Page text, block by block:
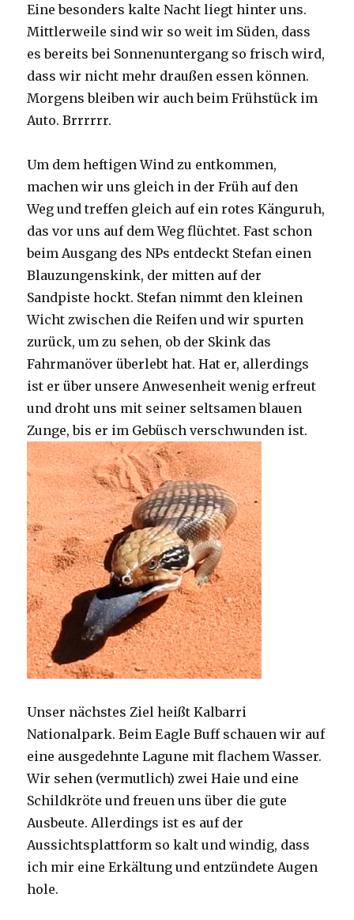
Eine besonders kalte Nacht liegt hinter uns.
Mittlerweile sind wir so weit im Süden, dass
es bereits bei Sonnenuntergang so frisch wird,
dass wir nicht mehr draußen essen können.
Morgens bleiben wir auch beim Frühstück im
Auto. Brrrrrr.
Um dem heftigen Wind zu entkommen,
machen wir uns gleich in der Früh auf den
Weg und treffen gleich auf ein rotes Känguruh,
das vor uns auf dem Weg flüchtet. Fast schon
beim Ausgang des NPs entdeckt Stefan einen
Blauzungenskink, der mitten auf der
Sandpiste hockt. Stefan nimmt den kleinen
Wicht zwischen die Reifen und wir spurten
zurück, um zu sehen, ob der Skink das
Fahrmanöver überlebt hat. Hat er, allerdings
ist er über unsere Anwesenheit wenig erfreut
und droht uns mit seiner seltsamen blauen
Zunge, bis er im Gebüsch verschwunden ist.
Unser nächstes Ziel heißt Kalbarri
Nationalpark. Beim Eagle Buff schauen wir auf
eine ausgedehnte Lagune mit flachem Wasser.
Wir sehen (vermutlich) zwei Haie und eine
Schildkröte und freuen uns über die gute
Ausbeute. Allerdings ist es auf der
Aussichtsplattform so kalt und windig, dass
ich mir eine Erkältung und entzündete Augen
hole.